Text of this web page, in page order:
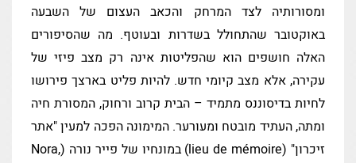
ומסורותיה לצד המרחק והכאב העצום של השבעה
באוקטובר שהתחולל בשדרות ובעוטף. מה שהסיפורים
האלה חושפים הוא שהפליטות אינה רק מצב פיזי של
עקירה, אלא מצב קיומי חדש. להיות פליט בארצך פירושו
לחיות בדיסוננס מתמיד – הבית קרוב ורחוק, המסורת חיה
ומתה, העתיד מובטח ומעורער. המימונה הפכה למעין "אתר
זיכרון" (lieu de mémoire) במונחיו של פייר נורה (Nora,